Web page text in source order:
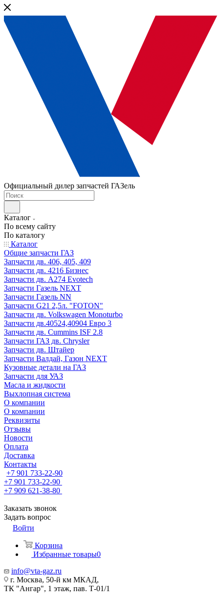
Официальный дилер запчастей ГАЗель
Каталог
По всему сайту
По каталогу
Каталог
Общие запчасти ГАЗ
Запчасти дв. 406, 405, 409
Запчасти дв. 4216 Бизнес
Запчасти дв. A274 Evotech
Запчасти Газель NEXT
Запчасти Газель NN
Запчасти G21 2,5л. "FOTON"
Запчасти дв. Volkswagen Monoturbo
Запчасти дв.40524,40904 Евро 3
Запчасти дв. Cummins ISF 2.8
Запчасти ГАЗ дв. Chrysler
Запчасти дв. Штайер
Запчасти Валдай, Газон NEXT
Кузовные детали на ГАЗ
Запчасти для УАЗ
Масла и жидкости
Выхлопная система
О компании
О компании
Реквизиты
Отзывы
Новости
Оплата
Доставка
Контакты
+7 901 733-22-90
+7 901 733-22-90
+7 909 621-38-80
Заказать звонок
Задать вопрос
Войти
Корзина
Избранные товары0
info@vta-gaz.ru
г. Москва, 50-й км МКАД,
ТК "Ангар", 1 этаж, пав. Т-01/1